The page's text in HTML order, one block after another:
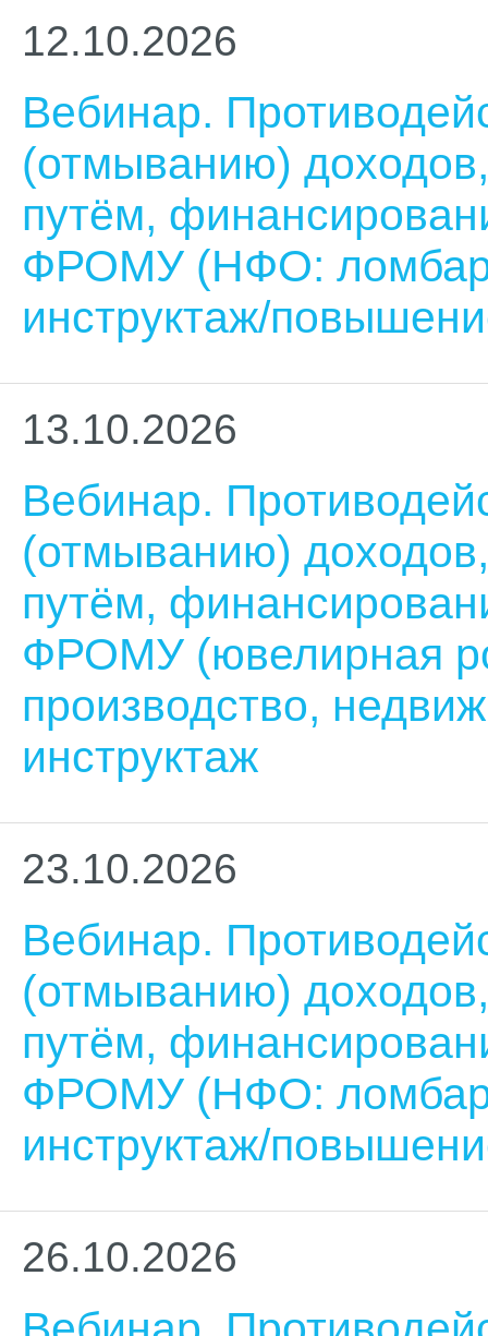
12.10.2026
Вебинар.
(отмыванию)
путём,
ФРОМУ (НФО:
инструктаж/
13.10.2026
Вебинар.
(отмыванию)
путём,
ФРОМУ (ювелирная
производство,
инструктаж
23.10.2026
Вебинар.
(отмыванию)
путём,
ФРОМУ (НФО:
инструктаж/
26.10.2026